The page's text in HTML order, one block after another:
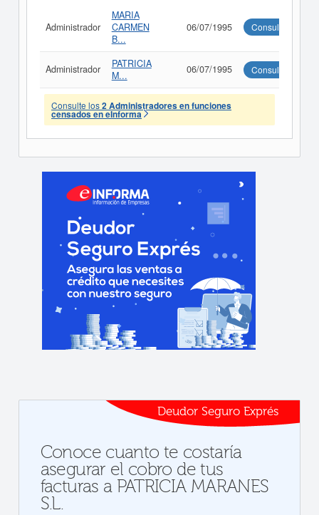
Administrador
MARIA
CARMEN
B...
06/07/1995 Consultar
Administrador
PATRICIA
M...
06/07/1995 Consultar
Consulte los2 Administradores en funciones
censados en eInforma
Deudor Seguro Exprés
Conoce cuanto te costaría
asegurar el cobro de tus
facturas a PATRICIA MARANES
S.L.